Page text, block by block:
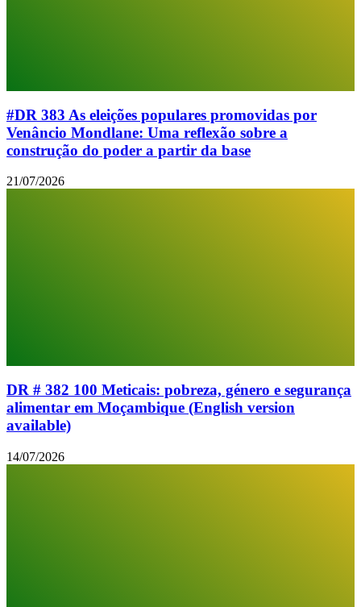
#DR 383 As eleições populares promovidas por
Venâncio Mondlane: Uma reflexão sobre a
construção do poder a partir da base
21/07/2026
DR # 382 100 Meticais: pobreza, género e segurança
alimentar em Moçambique (English version
available)
14/07/2026